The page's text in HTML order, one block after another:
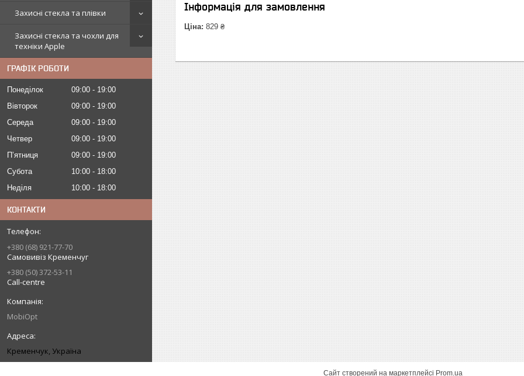
Захисні стекла та плівки
Захисні стекла та чохли для
техніки Apple
ГРАФІК РОБОТИ
Понеділок 09:00
19:00
Вівторок
09:00
19:00
Середа
09:00
19:00
Четвер
09:00
19:00
Пʼятниця
09:00
19:00
Субота
10:00
18:00
Неділя
10:00 18:00
КОНТАКТИ
+380 (68) 921-77-70
Самовивіз Кременчуг
+380 (50) 372-53-11
Call-centre
MobiOpt
Кременчук, Україна
Інформація для замовлення
Ціна: 829 ₴
Сайт створений на маркетплейсі Prom.ua